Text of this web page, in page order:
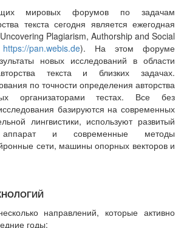
мировых форумов по задачам
текста сегодня является ежегодная
Plagiarism, Authorship and Social
https://pan.webis.de). На этом форуме
новых исследований в области
текста и близких задачах.
по точности определения авторства
организаторами тестах. Все без
базируются на современных
лингвистики, используют развитый
аппарат и современные методы
сети, машины опорных векторов и
направлений, которые активно
годы: